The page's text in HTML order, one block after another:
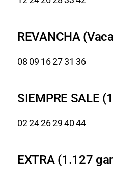
REVANCHA
08 09 16 27 31 36
SIEMPRE SALE
02 24 26 29 40 44
EXTRA (1.127